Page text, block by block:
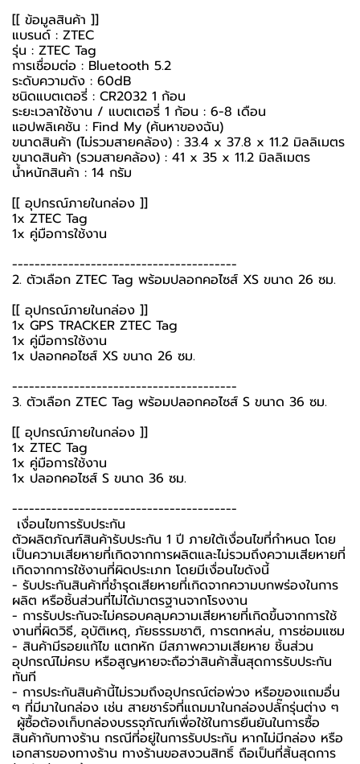
[[ ข้อมูลสินค้า ]]
แบรนด์ : ZTEC
รุ่น : ZTEC Tag
การเชื่อมต่อ : Bluetooth 5.2
ระดับความดัง : 60dB
ชนิดแบตเตอรี่ : CR2032 1 ก้อน
ระยะเวลาใช้งาน / แบตเตอรี่ 1 ก้อน : 6-8 เดือน
แอปพลิเคชัน : Find My (ค้นหาของฉัน)
ขนาดสินค้า (ไม่รวมสายคล้อง) : 33.4 x 37.8 x 11.2 มิลลิเมตร
ขนาดสินค้า (รวมสายคล้อง) : 41 x 35 x 11.2 มิลลิเมตร
น้ำหนักสินค้า : 14 กรัม
[[ อุปกรณ์ภายในกล่อง ]]
1x ZTEC Tag
1x คู่มือการใช้งาน
----------------------------------------
2. ตัวเลือก ZTEC Tag พร้อมปลอกคอไซส์ XS ขนาด 26 ซม.
[[ อุปกรณ์ภายในกล่อง ]]
1x GPS TRACKER ZTEC Tag
1x คู่มือการใช้งาน
1x ปลอกคอไซส์ XS ขนาด 26 ซม.
----------------------------------------
3. ตัวเลือก ZTEC Tag พร้อมปลอกคอไซส์ S ขนาด 36 ซม.
[[ อุปกรณ์ภายในกล่อง ]]
1x ZTEC Tag
1x คู่มือการใช้งาน
1x ปลอกคอไซส์ S ขนาด 36 ซม.
----------------------------------------
️ เงื่อนไขการรับประกัน ️
ตัวผลิตภัณฑ์สินค้ารับประกัน 1 ปี ภายใต้เงื่อนไขที่กำหนด โดย
เป็นความเสียหายที่เกิดจากการผลิตและไม่รวมถึงความเสียหายที่
เกิดจากการใช้งานที่ผิดประเภท โดยมีเงื่อนไขดังนี้
- รับประกันสินค้าที่ชำรุดเสียหายที่เกิดจากความบกพร่องในการ
ผลิต หรือชิ้นส่วนที่ไม่ได้มาตรฐานจากโรงงาน
- การรับประกันจะไม่ครอบคลุมความเสียหายที่เกิดขึ้นจากการใช้
งานที่ผิดวิธี, อุบัติเหตุ, ภัยธรรมชาติ, การตกหล่น, การซ่อมแซม
- สินค้ามีรอยแก้ไข แตกหัก มีสภาพความเสียหาย ชิ้นส่วน
อุปกรณ์ไม่ครบ หรือสูญหายจะถือว่าสินค้าสิ้นสุดการรับประกัน
ทันที
- การประกันสินค้านี้ไม่รวมถึงอุปกรณ์ต่อพ่วง หรือของแถมอื่น
ๆ ที่มีมาในกล่อง เช่น สายชาร์จที่แถมมาในกล่องปลั๊กรุ่นต่าง ๆ
️ ผู้ซื้อต้องเก็บกล่องบรรจุภัณฑ์เพื่อใช้ในการยืนยันในการซื้อ
สินค้ากับทางร้าน กรณีที่อยู่ในการรับประกัน หากไม่มีกล่อง หรือ
เอกสารของทางร้าน ทางร้านขอสงวนสิทธิ์ ถือเป็นที่สิ้นสุดการ